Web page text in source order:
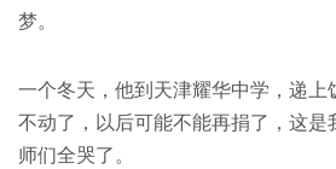
梦。
一个冬天，他到天津耀华中学，递上
不动了，以后可能不能再捐了，这是
师们全哭了。